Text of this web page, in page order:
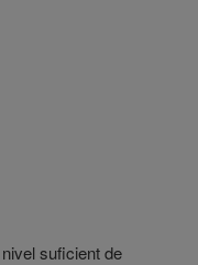
suficient de